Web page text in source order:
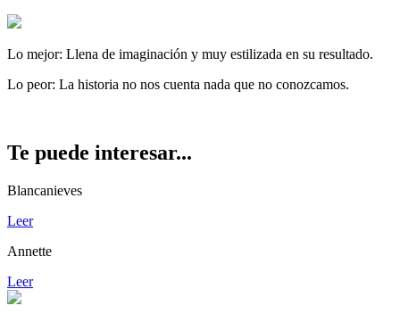
Lo mejor: Llena de imaginación y muy estilizada en su resultado.
Lo peor: La historia no nos cuenta nada que no conozcamos.
Te puede interesar...
Blancanieves
Leer
Annette
Leer